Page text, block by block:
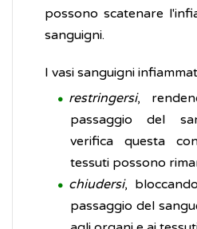
possono scatenare
sanguigni.
I vasi sanguigni
restringersi,
passaggio del
verifica questa
tessuti possono
chiudersi,
passaggio del